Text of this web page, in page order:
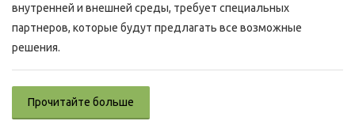
внутренней и внешней среды, требует специальных
партнеров, которые будут предлагать все возможные
решения.
Прочитайте больше